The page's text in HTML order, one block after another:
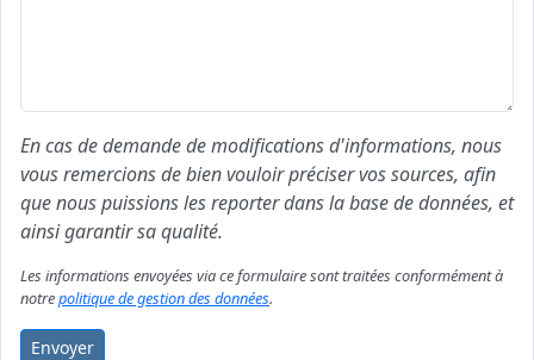
En cas de demande de modifications d'informations, nous
vous remercions de bien vouloir préciser vos sources, afin
que nous puissions les reporter dans la base de données, et
ainsi garantir sa qualité.
Les informations envoyées via ce formulaire sont traitées conformément à
notrepolitique de gestion des données.
Envoyer